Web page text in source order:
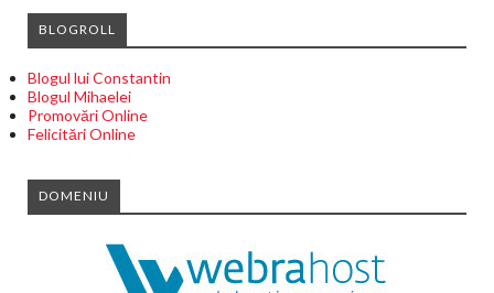
BLOGROLL
Blogul lui Constantin
Blogul Mihaelei
Promovări Online
Felicitări Online
DOMENIU